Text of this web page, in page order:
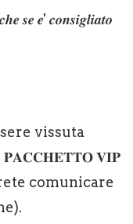
𝒔𝒆 𝒆' 𝒄𝒐𝒏𝒔𝒊𝒈𝒍𝒊𝒂𝒕𝒐
vissuta
𝐏𝐀𝐂𝐂𝐇𝐄𝐓𝐓𝐎 𝐕𝐈𝐏
comunicare